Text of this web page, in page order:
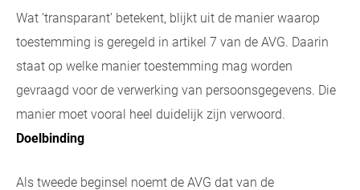
Wat ‘transparant’ betekent, blijkt uit de manier waarop
toestemming is geregeld in artikel 7 van de AVG. Daarin
staat op welke manier toestemming mag worden
gevraagd voor de verwerking van persoonsgegevens. Die
manier moet vooral heel duidelijk zijn verwoord.
Doelbinding
Als tweede beginsel noemt de AVG dat van de